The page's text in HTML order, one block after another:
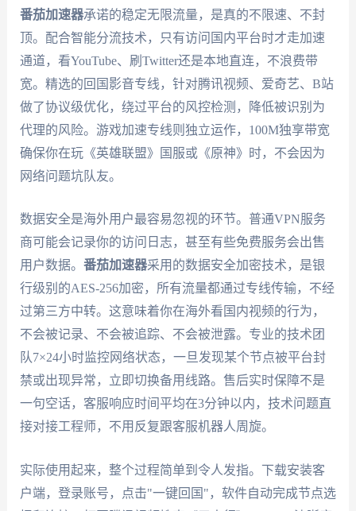
番茄加速器承诺的稳定无限流量，是真的不限速、不封
顶。配合智能分流技术，只有访问国内平台时才走加速
通道，看YouTube、刷Twitter还是本地直连，不浪费带
宽。精选的回国影音专线，针对腾讯视频、爱奇艺、B站
做了协议级优化，绕过平台的风控检测，降低被识别为
代理的风险。游戏加速专线则独立运作，100M独享带宽
确保你在玩《英雄联盟》国服或《原神》时，不会因为
网络问题坑队友。
数据安全是海外用户最容易忽视的环节。普通VPN服务
商可能会记录你的访问日志，甚至有些免费服务会出售
用户数据。 番茄加速器采用的数据安全加密技术，是银
行级别的AES-256加密，所有流量都通过专线传输，不经
过第三方中转。这意味着你在海外看国内视频的行为，
不会被记录、不会被追踪、不会被泄露。专业的技术团
队7×24小时监控网络状态，一旦发现某个节点被平台封
禁或出现异常，立即切换备用线路。售后实时保障不是
一句空话，客服响应时间平均在3分钟以内，技术问题直
接对接工程师，不用反复跟客服机器人周旋。
实际使用起来，整个过程简单到令人发指。下载安装客
户端，登录账号，点击"一键回国"，软件自动完成节点选